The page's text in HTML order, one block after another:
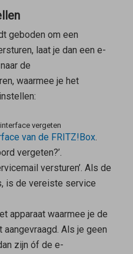
geboden om een
laat je dan een e-
de
waarmee je het
vergeten
van de FRITZ!Box.
vergeten?’.
versturen’. Als de
is de vereiste service
apparaat waarmee je de
Als je geen
zijn óf de e-